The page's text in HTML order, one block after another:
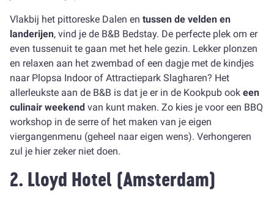
Vlakbij het pittoreske Dalen en tussen de velden en
landerijen, vind je de B&B Bedstay. De perfecte plek om er
even tussenuit te gaan met het hele gezin. Lekker plonzen
en relaxen aan het zwembad of een dagje met de kindjes
naar Plopsa Indoor of Attractiepark Slagharen? Het
allerleukste aan de B&B is dat je er in de Kookpub ook een
culinair weekend van kunt maken. Zo kies je voor een BBQ
workshop in de serre of het maken van je eigen
viergangenmenu (geheel naar eigen wens). Verhongeren
zul je hier zeker niet doen.
2. Lloyd Hotel (Amsterdam)